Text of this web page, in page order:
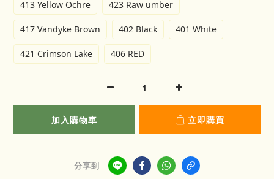
413 Yellow Ochre 423 Raw umber
417 Vandyke Brown 402 Black 401 White
421 Crimson Lake 406 RED
加入購物車 立即購買
分享到